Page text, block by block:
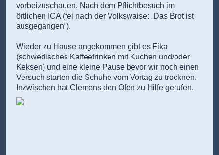
vorbeizuschauen. Nach dem Pflichtbesuch im
örtlichen ICA (fei nach der Volkswaise: „Das Brot ist
ausgegangen“).
Wieder zu Hause angekommen gibt es Fika
(schwedisches Kaffeetrinken mit Kuchen und/oder
Keksen) und eine kleine Pause bevor wir noch einen
Versuch starten die Schuhe vom Vortag zu trocknen.
Inzwischen hat Clemens den Ofen zu Hilfe gerufen.